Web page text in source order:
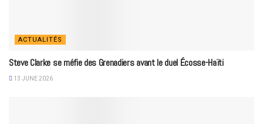
ACTUALITÉS
Steve Clarke se méfie des Grenadiers avant le duel Écosse-Haïti
13 JUNE 2026